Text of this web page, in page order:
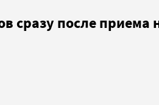
сразу после приема